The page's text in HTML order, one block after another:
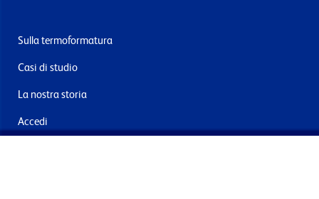
Sulla termoformatura
Casi di studio
La nostra storia
Accedi